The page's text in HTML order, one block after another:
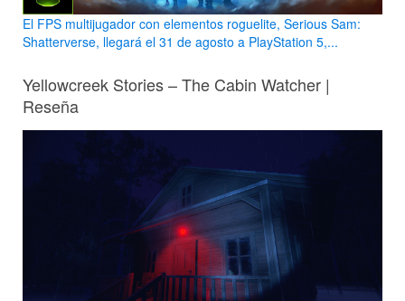
El FPS multijugador con elementos roguelite, Serious Sam:
Shatterverse, llegará el 31 de agosto a PlayStation 5,...
Yellowcreek Stories – The Cabin Watcher |
Reseña